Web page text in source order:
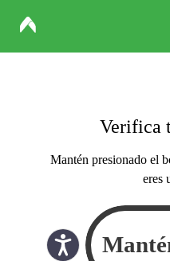
Verifica
Mantén presionado el
eres